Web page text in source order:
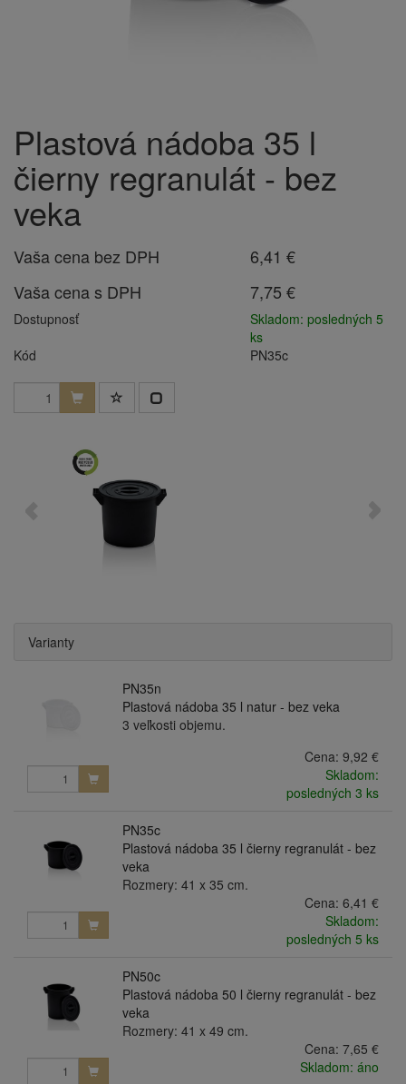
Plastová nádoba 35 l
čierny regranulát - bez
veka
Vaša cena bez DPH
6,41 €
Vaša cena s DPH
7,75 €
Dostupnosť
Skladom: posledných 5
ks
Kód
PN35c
Varianty
PN35n
Plastová nádoba 35 l natur - bez veka
3 veľkosti objemu.
Cena: 9,92 €
Skladom:
posledných 3 ks
PN35c
Plastová nádoba 35 l čierny regranulát - bez
veka
Rozmery: 41 x 35 cm.
Cena: 6,41 €
Skladom:
posledných 5 ks
PN50c
Plastová nádoba 50 l čierny regranulát - bez
veka
Rozmery: 41 x 49 cm.
Cena: 7,65 €
Skladom: áno